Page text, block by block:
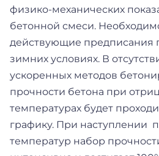
физико-механических
бетонной смеси.
действующие предписания
зимних условиях. В
ускоренных методов
прочности бетона при
температурах будет
графику. При наступлении
температур набор